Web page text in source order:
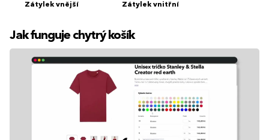
Zátylek vnější Zátylek vnitřní
Jak funguje chytrý košík